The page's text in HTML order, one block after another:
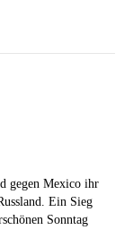
gegen Mexico ihr
Ein Sieg
Sonntag